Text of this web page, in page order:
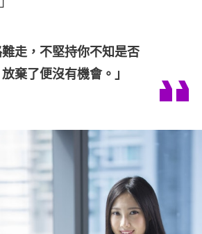
難走，不堅持你不知是否
棄了便沒有機會。」